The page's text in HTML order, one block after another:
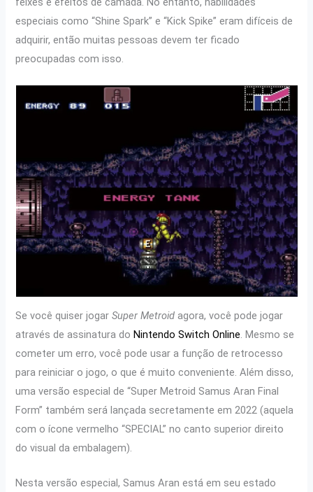
especiais como “Shine Spark” e “Kick Spike” eram difíceis de
adquirir, então muitas pessoas devem ter ficado
preocupadas com isso.
Se você quiser jogarSuper Metroid agora, você pode jogar
através de assinatura doNintendo Switch Online. Mesmo se
cometer um erro, você pode usar a função de retrocesso
para reiniciar o jogo, o que é muito conveniente. Além disso,
uma versão especial de “Super Metroid Samus Aran Final
Form” também será lançada secretamente em 2022 (aquela
com o ícone vermelho “SPECIAL” no canto superior direito
do visual da embalagem).
Nesta versão especial, Samus Aran está em seu estado